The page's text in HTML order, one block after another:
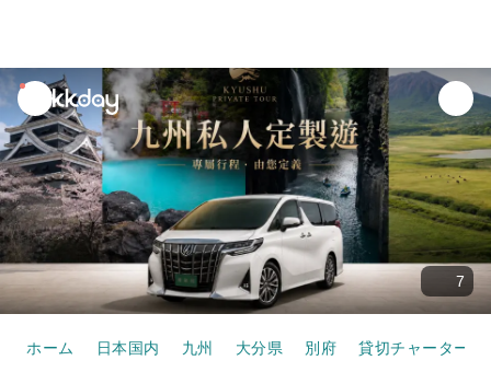
unread
notifications
7
ホーム 日本国内 九州 大分県 別府 貸切チャーター車